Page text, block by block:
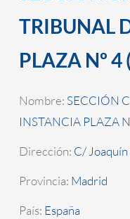
TRIBUNAL
PLAZA Nº
Nombre: SECCIÓN
INSTANCIA PLAZA
Dirección: C/
Provincia: Madrid
País: España